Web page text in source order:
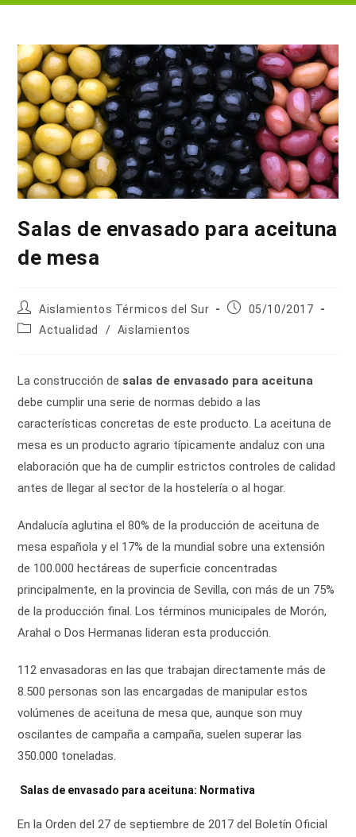
Salas de envasado para aceituna
de mesa
Autor
de
la
Aislamientos Térmicos del Sur
Publicación
05/10/2017
Categoría
Actualidad / Aislamientos
La construcción desalas de envasado para aceituna
debe cumplir una serie de normas debido a las
características concretas de este producto. La aceituna de
mesa es un producto agrario típicamente andaluz con una
elaboración que ha de cumplir estrictos controles de calidad
antes de llegar al sector de la hostelería o al hogar.
Andalucía aglutina el 80% de la producción de aceituna de
mesa española y el 17% de la mundial sobre una extensión
de 100.000 hectáreas de superficie concentradas
principalmente, en la provincia de Sevilla, con más de un 75%
de la producción final. Los términos municipales de Morón,
Arahal o Dos Hermanas lideran esta producción.
112 envasadoras en las que trabajan directamente más de
8.500 personas son las encargadas de manipular estos
volúmenes de aceituna de mesa que, aunque son muy
oscilantes de campaña a campaña, suelen superar las
350.000 toneladas.
Salas de envasado para aceituna: Normativa
En la Orden del 27 de septiembre de 2017 del Boletín Oficial